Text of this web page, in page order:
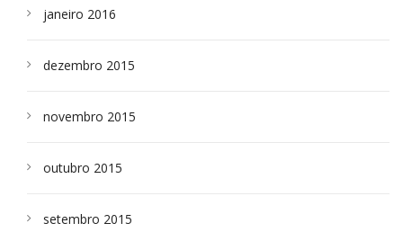
janeiro 2016
dezembro 2015
novembro 2015
outubro 2015
setembro 2015